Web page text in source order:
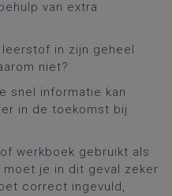
van extra
in zijn geheel
niet?
snel informatie kan
in de toekomst bij
werkboek gebruikt als
moet je in dit geval zeker
correct ingevuld,